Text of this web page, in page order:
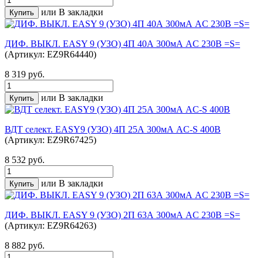
или В закладки
ДИФ. ВЫКЛ. EASY 9 (УЗО) 4П 40А 300мА AC 230В =S=
(Артикул: EZ9R64440)
8 319 руб.
или В закладки
ВДТ селект. EASY9 (УЗО) 4П 25А 300мА AC-S 400В
(Артикул: EZ9R67425)
8 532 руб.
или В закладки
ДИФ. ВЫКЛ. EASY 9 (УЗО) 2П 63А 300мА AC 230В =S=
(Артикул: EZ9R64263)
8 882 руб.